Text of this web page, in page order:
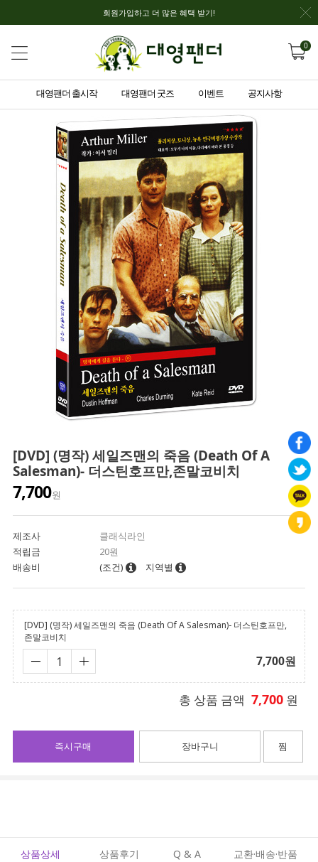
회원가입하고 더 많은 혜택 받기!
0
대영팬더 출시작 대영팬더 굿즈 이벤트 공지사항
[DVD] (명작) 세일즈맨의 죽음 (Death Of A
Salesman)- 더스틴호프만,존말코비치
7,700원
제조사
클래식라인
적립금
20원
배송비
(조건) 지역별
[DVD] (명작) 세일즈맨의 죽음 (Death Of A Salesman)- 더스틴호프만,
존말코비치
7,700원
총 상품 금액 7,700 원
장바구니
즉시구매 찜
상품상세 상품후기 Q & A 교환·배송·반품